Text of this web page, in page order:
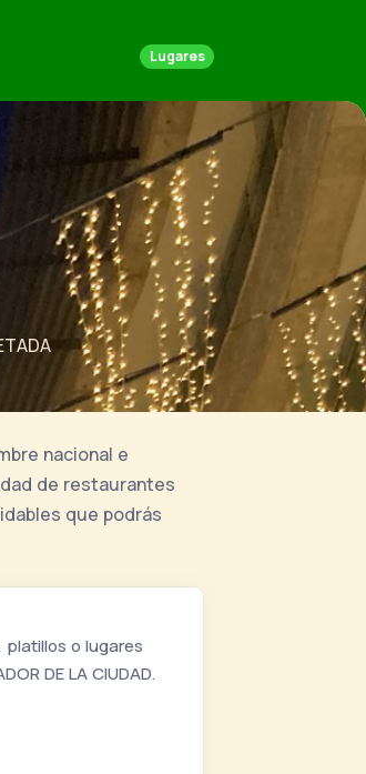
Lugares
nacional e
de restaurantes
que podrás
o lugares
DE LA CIUDAD.